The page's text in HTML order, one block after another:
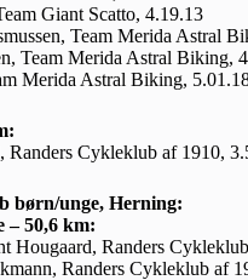
Giant Scatto, 4.19.13
Team Merida Astral
Team Merida Astral Biking,
Merida Astral Biking,
Randers Cykleklub af 1910,
børn/unge, Herning:
– 50,6 km:
Hougaard, Randers
Randers Cykleklub af